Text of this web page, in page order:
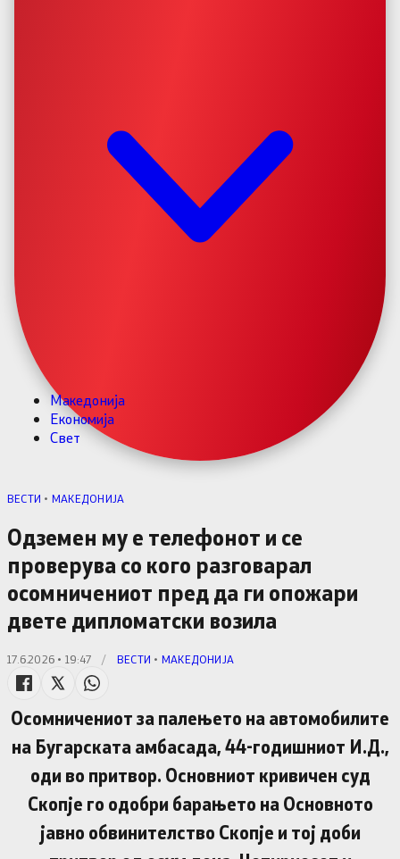
Македонија
Економија
Свет
ВЕСТИ • МАКЕДОНИЈА
Одземен му е телефонот и се
проверува со кого разговарал
осомничениот пред да ги опожари
двете дипломатски возила
17.6.2026 • 19:47 / ВЕСТИ • МАКЕДОНИЈА
Осомничениот за палењето на автомобилите
на Бугарската амбасада, 44-годишниот И.Д.,
оди во притвор. Основниот кривичен суд
Скопје го одобри барањето на Основното
јавно обвинителство Скопје и тој доби